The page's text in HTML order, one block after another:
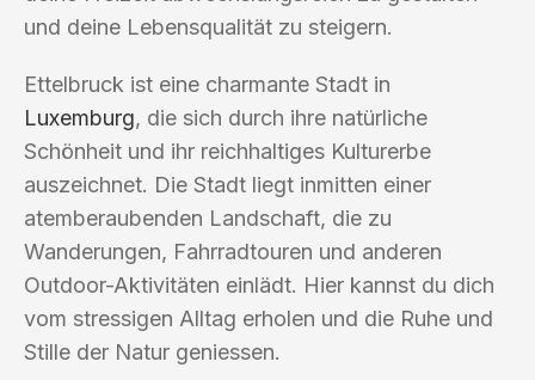
und deine Lebensqualität zu steigern.
Ettelbruck ist eine charmante Stadt in
Luxemburg, die sich durch ihre natürliche
Schönheit und ihr reichhaltiges Kulturerbe
auszeichnet. Die Stadt liegt inmitten einer
atemberaubenden Landschaft, die zu
Wanderungen, Fahrradtouren und anderen
Outdoor-Aktivitäten einlädt. Hier kannst du dich
vom stressigen Alltag erholen und die Ruhe und
Stille der Natur geniessen.